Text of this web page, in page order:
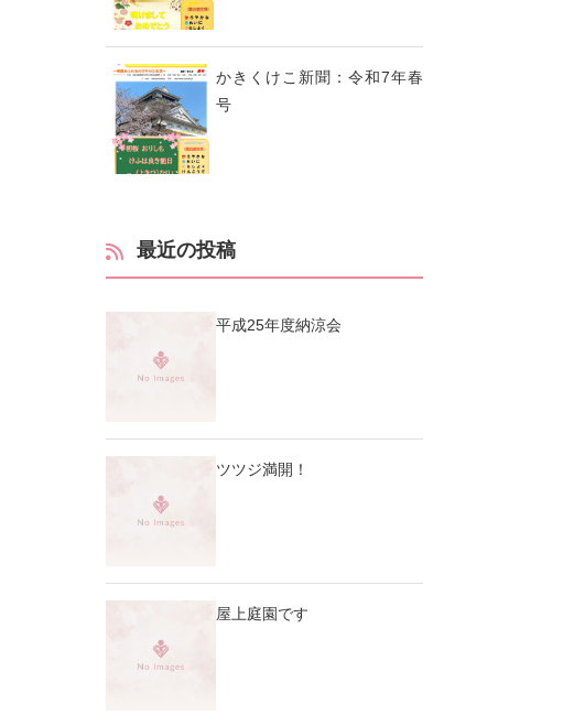
かきくけこ新聞：令和7年春
号
最近の投稿
平成25年度納涼会
ツツジ満開！
屋上庭園です